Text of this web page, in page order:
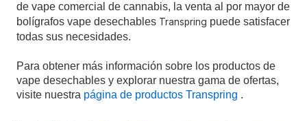
de vape comercial de cannabis, la venta al por mayor de
bolígrafos vape desechables Transpring puede satisfacer
todas sus necesidades.
Para obtener más información sobre los productos de
vape desechables y explorar nuestra gama de ofertas,
visite nuestra página de productos Transpring .